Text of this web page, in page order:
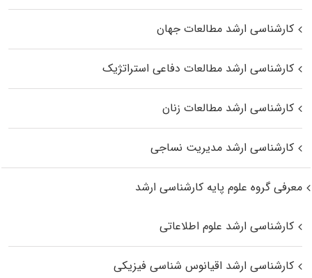
کارشناسی ارشد مطالعات جهان
کارشناسی ارشد مطالعات دفاعی استراتژیک
کارشناسی ارشد مطالعات زنان
کارشناسی ارشد مدیریت نساجی
معرفی گروه علوم پایه کارشناسی ارشد
کارشناسی ارشد علوم اطلاعاتی
کارشناسی ارشد اقیانوس‌ شناسی فیزیکی